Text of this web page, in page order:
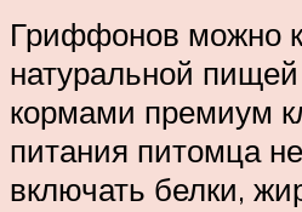
Гриффонов можно
натуральной
кормами премиум
питания питомца
включать белки,